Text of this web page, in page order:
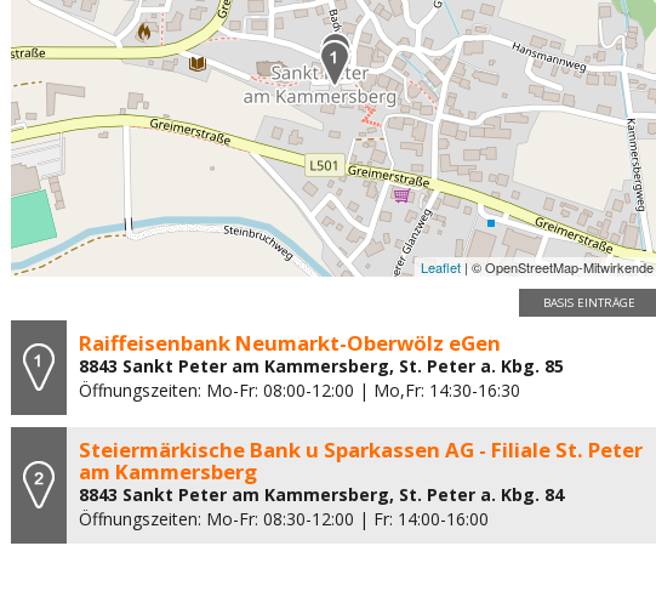
Leaflet | © OpenStreetMap-Mitwirkende
BASIS EINTRÄGE
Raiffeisenbank Neumarkt-Oberwölz eGen
8843 Sankt Peter am Kammersberg, St. Peter a. Kbg. 85
Öffnungszeiten: Mo-Fr: 08:00-12:00 | Mo,Fr: 14:30-16:30
Steiermärkische Bank u Sparkassen AG - Filiale St. Peter
am Kammersberg
8843 Sankt Peter am Kammersberg, St. Peter a. Kbg. 84
Öffnungszeiten: Mo-Fr: 08:30-12:00 | Fr: 14:00-16:00